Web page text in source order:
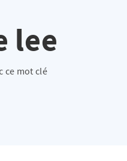
lee
ce mot clé